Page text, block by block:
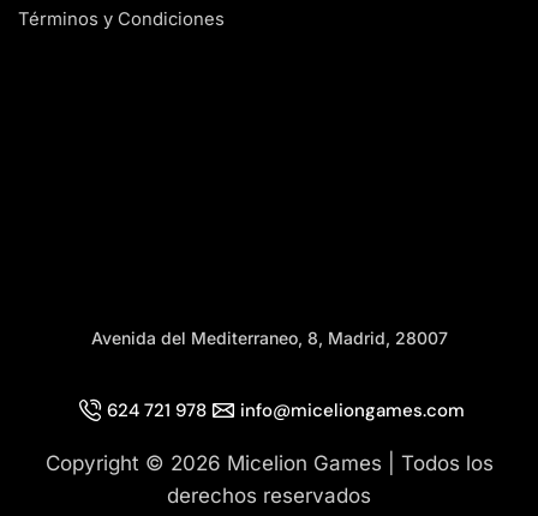
Términos y Condiciones
Avenida del Mediterraneo, 8, Madrid, 28007
Copyright © 2026 Micelion Games | Todos los
derechos reservados
624 721 978 info@miceliongames.com